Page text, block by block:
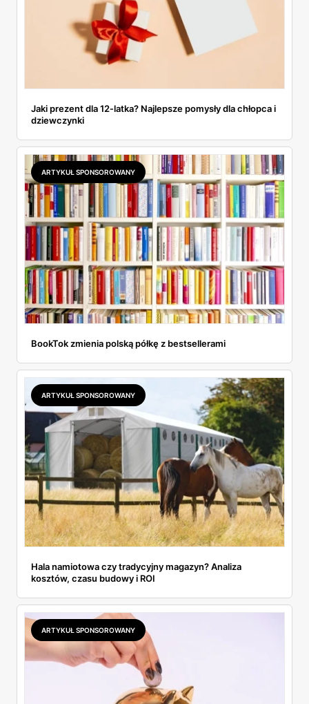
Jaki prezent dla 12‑latka? Najlepsze pomysły dla chłopca i
dziewczynki
ARTYKUŁ SPONSOROWANY
BookTok zmienia polską półkę z bestsellerami
ARTYKUŁ SPONSOROWANY
Hala namiotowa czy tradycyjny magazyn? Analiza
kosztów, czasu budowy i ROI
ARTYKUŁ SPONSOROWANY